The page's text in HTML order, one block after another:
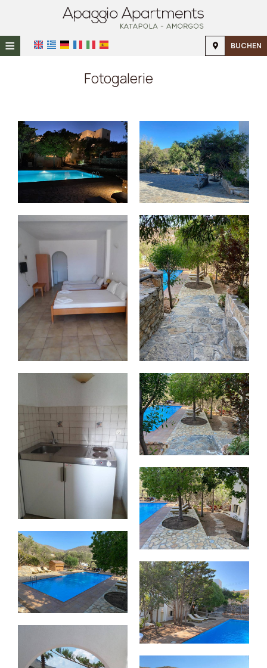
≡ BUCHEN
UNTERKUNFT
EINRICHTUNGEN
FOTOGALERIE
NACHFRAGE
KONTAKT
Fotogalerie